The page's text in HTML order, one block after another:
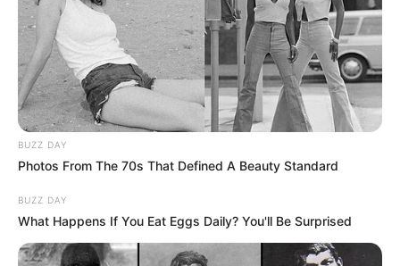
Οι ξύλινες πόρτες και τα μπαλκόνια των
σπιτιών, στολισμένα με λουλούδια,
αναδεικνύουν τη φροντίδα των κατοίκων και
την αγάπη τους για το χωριό.
BUZZ DAY
Photos From The 70s That Defined A Beauty Standard
BUZZ DAY
What Happens If You Eat Eggs Daily? You'll Be Surprised